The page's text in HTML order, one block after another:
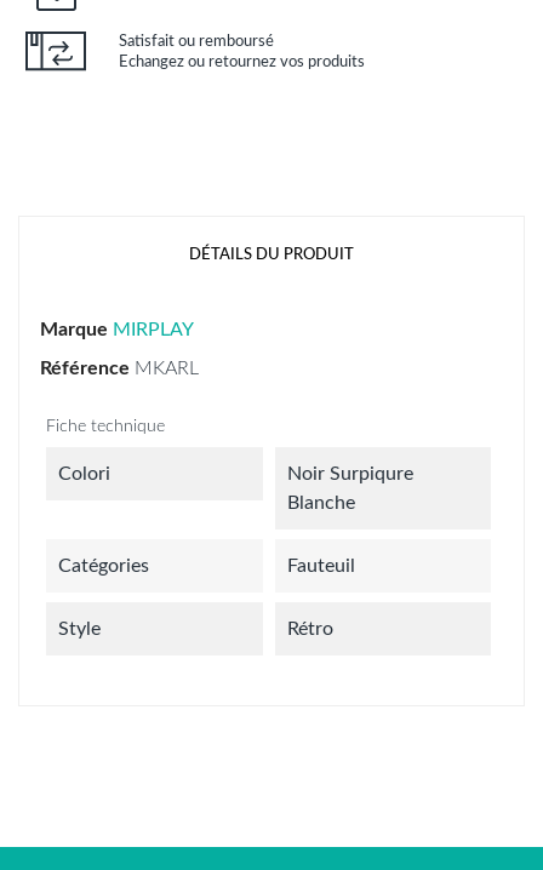
Satisfait ou remboursé
Echangez ou retournez vos produits
DÉTAILS DU PRODUIT
Marque MIRPLAY
Référence MKARL
Fiche technique
Colori
Noir Surpiqure
Blanche
Catégories Fauteuil
Style Rétro